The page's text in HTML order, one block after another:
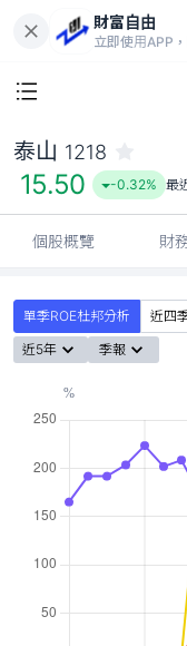
財富自由
立即使用APP
泰山 1218
15.50 -0.32% 最
個股概覽 財
單季ROE杜邦分析
近四
近5年
季報